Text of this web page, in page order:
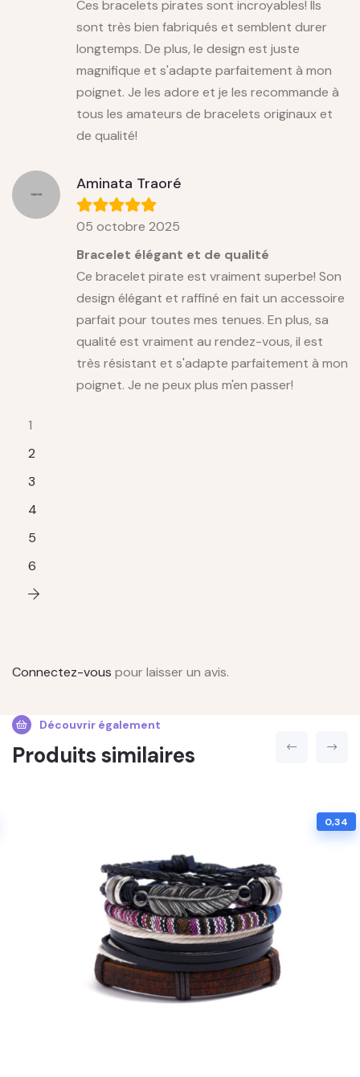
Ces bracelets pirates sont incroyables! Ils
sont très bien fabriqués et semblent durer
longtemps. De plus, le design est juste
magnifique et s'adapte parfaitement à mon
poignet. Je les adore et je les recommande à
tous les amateurs de bracelets originaux et
de qualité!
Aminata Traoré
05 octobre 2025
Bracelet élégant et de qualité
Ce bracelet pirate est vraiment superbe! Son
design élégant et raffiné en fait un accessoire
parfait pour toutes mes tenues. En plus, sa
qualité est vraiment au rendez-vous, il est
très résistant et s'adapte parfaitement à mon
poignet. Je ne peux plus m'en passer!
1
2
3
4
5
6
Connectez-vous pour laisser un avis.
Découvrir également
Produits similaires
0,34